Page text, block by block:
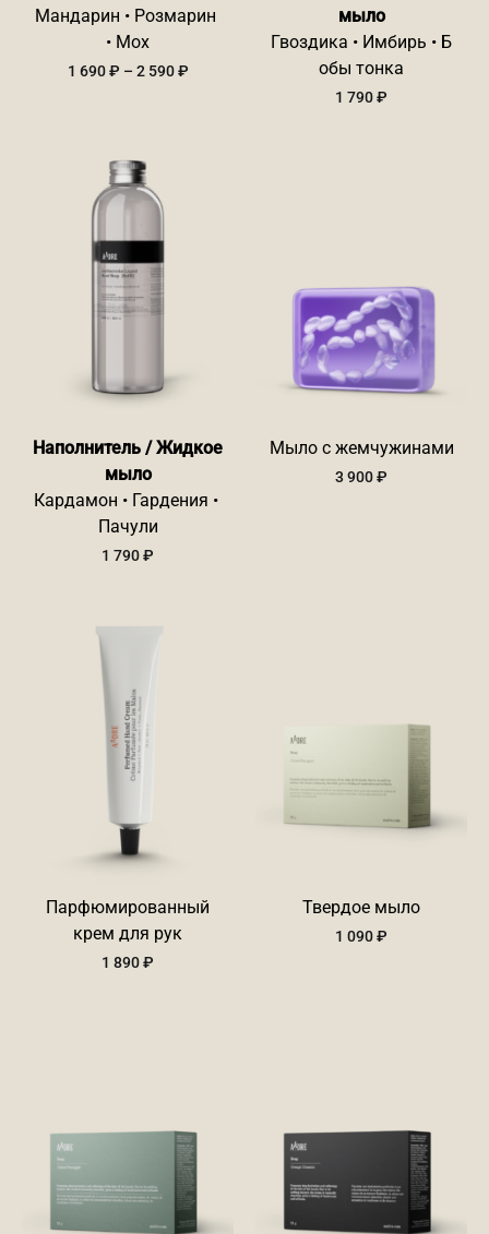
Мандарин • Розмарин
• Мох
1 690₽ – 2 590₽Диапазон
мыло
Гвоздика • Имбирь • Б
обы тонка
1 790₽
Наполнитель / Жидкое
мыло
Кардамон • Гардения •
Пачули
1 790₽
Мыло с жемчужинами
3 900₽
Парфюмированный
крем для рук
1 890₽
Твердое мыло
1 090₽